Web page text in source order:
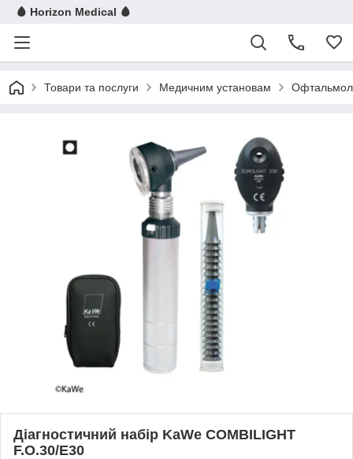
🩸 Horizon Medical 🩸
Товари та послуги Медичним установам
Діагностичний набір KaWe COMBILIGHT
F.O.30/E30